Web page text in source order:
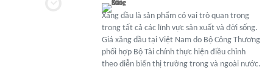
Xăng dầu là sản phẩm có vai trò quan trọng
trong tất cả các lĩnh vực sản xuất và đời sống.
Giá xăng dầu tại Việt Nam do Bộ Công Thương
phối hợp Bộ Tài chính thực hiện điều chỉnh
theo diễn biến thị trường trong và ngoài nước.